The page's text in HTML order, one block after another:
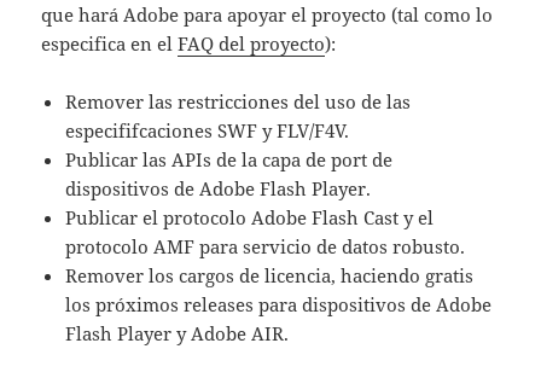
que hará Adobe para apoyar el proyecto (tal como lo
especifica en elFAQ del proyecto):
Remover las restricciones del uso de las
especififcaciones SWF y FLV/F4V.
Publicar las APIs de la capa de port de
dispositivos de Adobe Flash Player.
Publicar el protocolo Adobe Flash Cast y el
protocolo AMF para servicio de datos robusto.
Remover los cargos de licencia, haciendo gratis
los próximos releases para dispositivos de Adobe
Flash Player y Adobe AIR.